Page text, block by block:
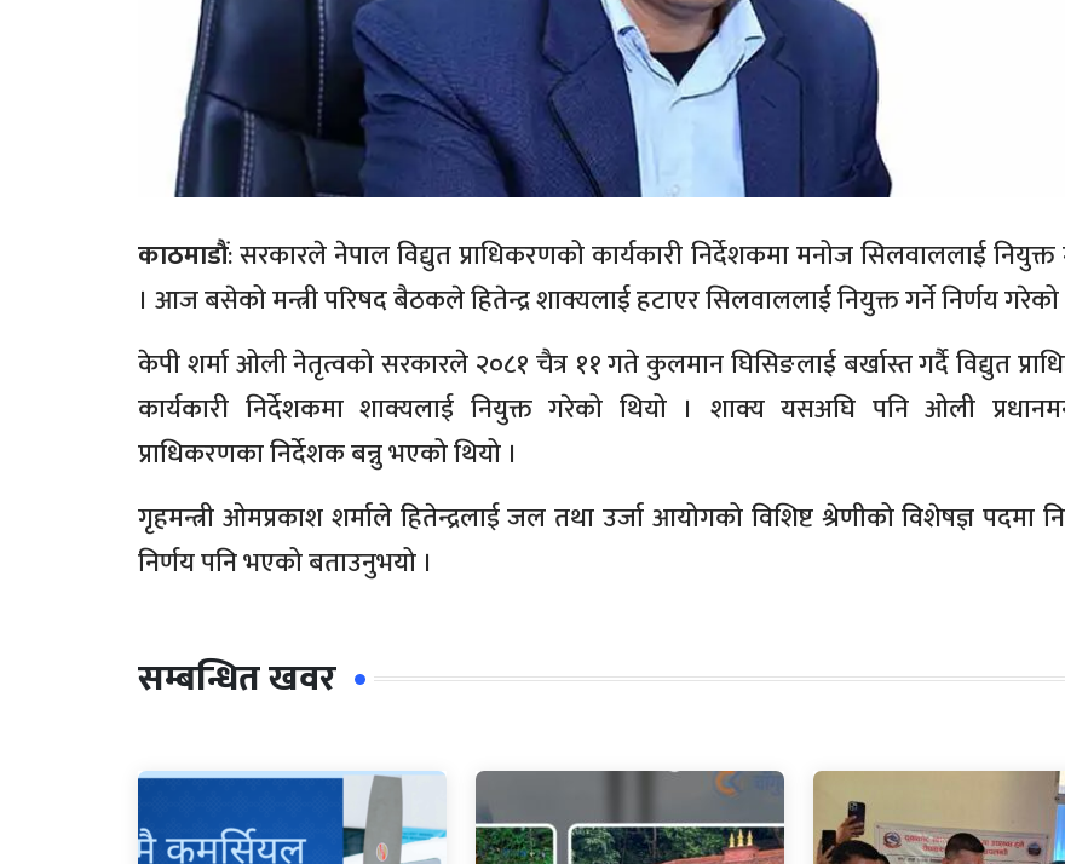
काठमाडौं: सरकारले नेपाल विद्युत प्राधिकरणको कार्यकारी निर्देशकमा मनोज सिलवाललाई
। आज बसेको मन्त्री परिषद बैठकले हितेन्द्र शाक्यलाई हटाएर सिलवाललाई नियुक्त गर्ने निर्णय गरेको
केपी शर्मा ओली नेतृत्वको सरकारले २०८१ चैत्र ११ गते कुलमान घिसिङलाई बर्खास्त गर्दै विद्युत
कार्यकारी निर्देशकमा शाक्यलाई नियुक्त गरेको थियो । शाक्य यसअघि पनि ओली
प्राधिकरणका निर्देशक बन्नु भएको थियो ।
गृहमन्त्री ओमप्रकाश शर्माले हितेन्द्रलाई जल तथा उर्जा आयोगको विशिष्ट श्रेणीको विशेषज्ञ पदमा
निर्णय पनि भएको बताउनुभयो ।
सम्बन्धित खवर